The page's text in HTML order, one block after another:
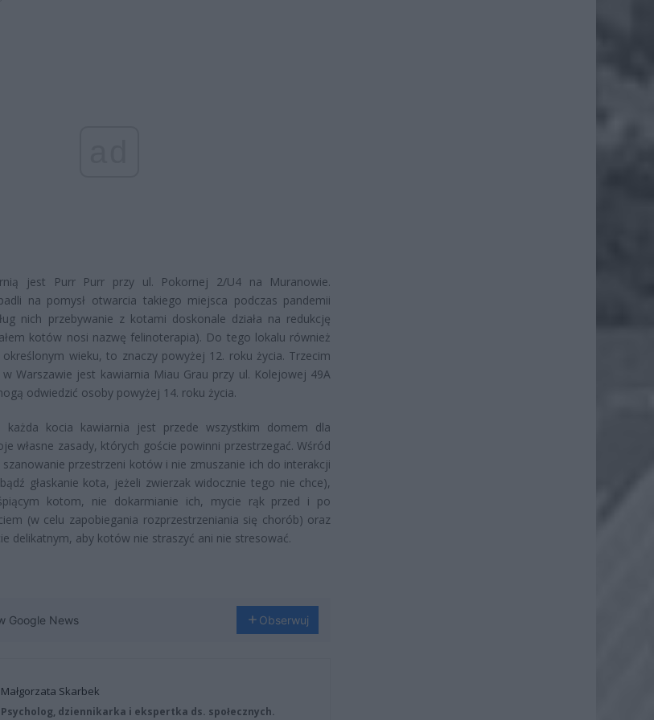
jest Purr Purr przy ul. Pokornej 2/U4 na Muranowie.
na pomysł otwarcia takiego miejsca podczas pandemii
nich przebywanie z kotami doskonale działa na redukcję
kotów nosi nazwę felinoterapia). Do tego lokalu również
wieku, to znaczy powyżej 12. roku życia. Trzecim
Warszawie jest kawiarnia Miau Grau przy ul. Kolejowej 49A
odwiedzić osoby powyżej 14. roku życia.
każda kocia kawiarnia jest przede wszystkim domem dla
własne zasady, których goście powinni przestrzegać. Wśród
przestrzeni kotów i nie zmuszanie ich do interakcji
głaskanie kota, jeżeli zwierzak widocznie tego nie chce),
kotom, nie dokarmianie ich, mycie rąk przed i po
(w celu zapobiegania rozprzestrzeniania się chorób) oraz
delikatnym, aby kotów nie straszyć ani nie stresować.
Google News Obserwuj
Małgorzata Skarbek
Psycholog, dziennikarka i ekspertka ds. społecznych.